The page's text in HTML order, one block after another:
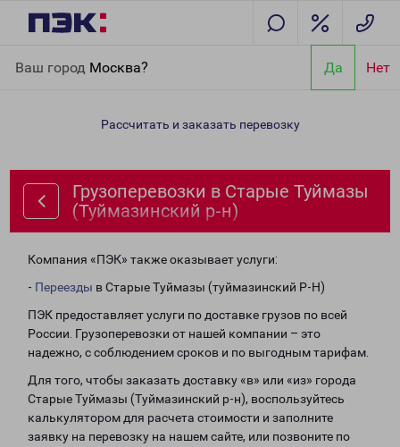
Ваш город Москва? Да Нет
(Туймазинский р-н)
Рассчитать и заказать перевозку
Грузоперевозки в Старые Туймазы
(Туймазинский р-н)
Компания «ПЭК» также оказывает услуги:
- Переезды в Старые Туймазы (туймазинский Р-Н)
ПЭК предоставляет услуги по доставке грузов по всей
России. Грузоперевозки от нашей компании – это
надежно, с соблюдением сроков и по выгодным тарифам.
Для того, чтобы заказать доставку «в» или «из» города
Старые Туймазы (Туймазинский р-н), воспользуйтесь
калькулятором для расчета стоимости и заполните
заявку на перевозку на нашем сайте, или позвоните по